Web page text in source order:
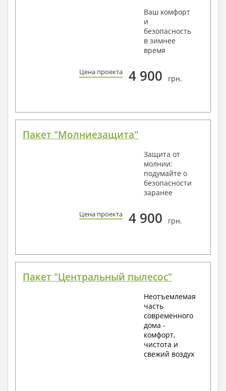
Ваш комфорт
и
безопасность
в зимнее
время
Цена проекта 4 900 грн.
Пакет "Молниезащита"
Защита от
молнии:
подумайте о
безопасности
заранее
Цена проекта 4 900 грн.
Пакет "Центральный пылесос"
Неотъемлемая
часть
современного
дома -
комфорт,
чистота и
свежий воздух